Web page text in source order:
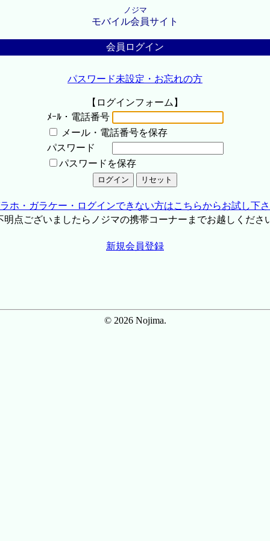
ノジマ
モバイル会員サイト
会員ログイン
パスワード未設定・お忘れの方
【ログインフォーム】
ﾒｰﾙ・電話番号
メール・電話番号を保存
パスワード
パスワードを保存
ホ・ガラケー・ログインできない方はこちらからお試し下
点ございましたらノジマの携帯コーナーまでお越しくださ
新規会員登録
© 2026 Nojima.